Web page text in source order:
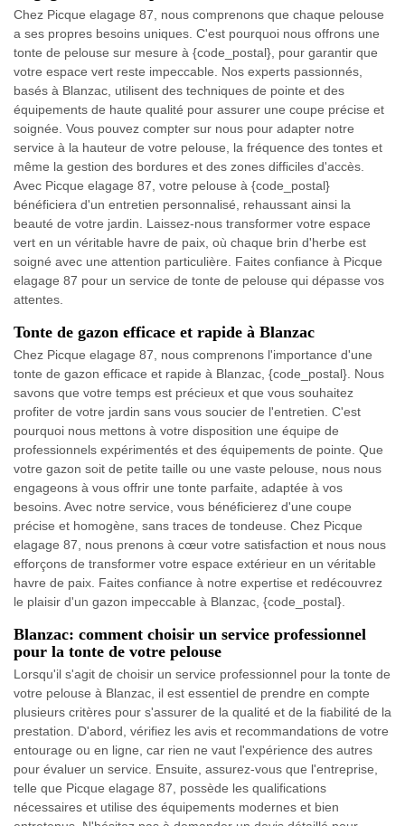
Chez Picque elagage 87, nous comprenons que chaque pelouse
a ses propres besoins uniques. C'est pourquoi nous offrons une
tonte de pelouse sur mesure à {code_postal}, pour garantir que
votre espace vert reste impeccable. Nos experts passionnés,
basés à Blanzac, utilisent des techniques de pointe et des
équipements de haute qualité pour assurer une coupe précise et
soignée. Vous pouvez compter sur nous pour adapter notre
service à la hauteur de votre pelouse, la fréquence des tontes et
même la gestion des bordures et des zones difficiles d'accès.
Avec Picque elagage 87, votre pelouse à {code_postal}
bénéficiera d'un entretien personnalisé, rehaussant ainsi la
beauté de votre jardin. Laissez-nous transformer votre espace
vert en un véritable havre de paix, où chaque brin d'herbe est
soigné avec une attention particulière. Faites confiance à Picque
elagage 87 pour un service de tonte de pelouse qui dépasse vos
attentes.
Tonte de gazon efficace et rapide à Blanzac
Chez Picque elagage 87, nous comprenons l'importance d'une
tonte de gazon efficace et rapide à Blanzac, {code_postal}. Nous
savons que votre temps est précieux et que vous souhaitez
profiter de votre jardin sans vous soucier de l'entretien. C'est
pourquoi nous mettons à votre disposition une équipe de
professionnels expérimentés et des équipements de pointe. Que
votre gazon soit de petite taille ou une vaste pelouse, nous nous
engageons à vous offrir une tonte parfaite, adaptée à vos
besoins. Avec notre service, vous bénéficierez d'une coupe
précise et homogène, sans traces de tondeuse. Chez Picque
elagage 87, nous prenons à cœur votre satisfaction et nous nous
efforçons de transformer votre espace extérieur en un véritable
havre de paix. Faites confiance à notre expertise et redécouvrez
le plaisir d'un gazon impeccable à Blanzac, {code_postal}.
Blanzac: comment choisir un service professionnel
pour la tonte de votre pelouse
Lorsqu'il s'agit de choisir un service professionnel pour la tonte de
votre pelouse à Blanzac, il est essentiel de prendre en compte
plusieurs critères pour s'assurer de la qualité et de la fiabilité de la
prestation. D'abord, vérifiez les avis et recommandations de votre
entourage ou en ligne, car rien ne vaut l'expérience des autres
pour évaluer un service. Ensuite, assurez-vous que l'entreprise,
telle que Picque elagage 87, possède les qualifications
nécessaires et utilise des équipements modernes et bien